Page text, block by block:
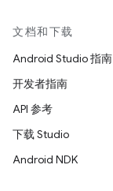
文档和下载
Android Studio 指南
开发者指南
API 参考
下载 Studio
Android NDK